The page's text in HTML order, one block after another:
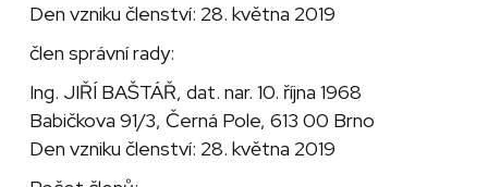
Den vzniku členství: 28. května 2019
člen správní rady:
Ing. JIŘÍ BAŠTÁŘ, dat. nar. 10. října 1968
Babičkova 91/3, Černá Pole, 613 00 Brno
Den vzniku členství: 28. května 2019